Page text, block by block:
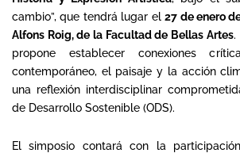
cambio”, que tendrá lugar el27 de enero
Alfons Roig, de la Facultad de Bellas Artes.
propone establecer conexiones
contemporáneo, el paisaje y la acción
una reflexión interdisciplinar
de Desarrollo Sostenible (ODS).
El simposio contará con la